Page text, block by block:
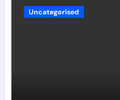
Uncategorised